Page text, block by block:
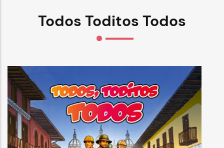
Todos Toditos Todos